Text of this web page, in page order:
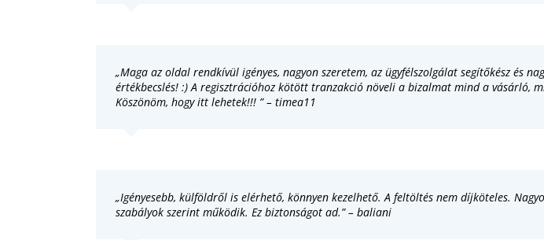
„Maga az oldal rendkívül igényes, nagyon szeretem, az ügyfélszolgálat segítőkész és
értékbecslés! :) A regisztrációhoz kötött tranzakció növeli a bizalmat mind a vásárló,
Köszönöm, hogy itt lehetek!!! ” – timea11
„Igényesebb, külföldről is elérhető, könnyen kezelhető. A feltöltés nem díjköteles.
szabályok szerint működik. Ez biztonságot ad.” – baliani